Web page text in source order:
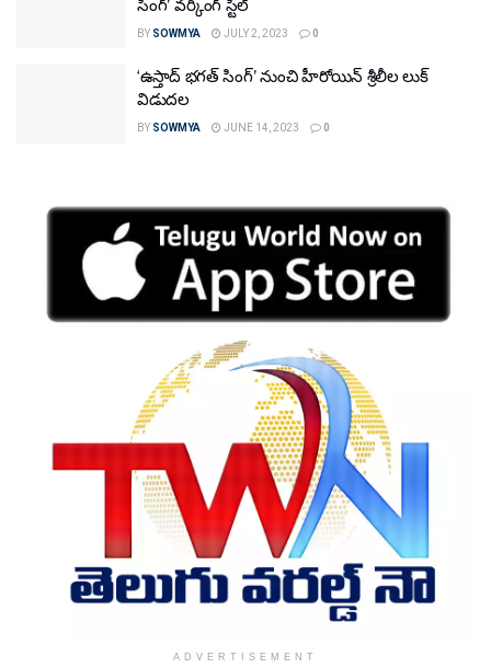
సింగ్’ వర్కింగ్ స్టిల్
BY SOWMYA JULY 2, 2023 0
‘ఉస్తాద్ భగత్ సింగ్’ నుంచి హీరోయిన్ శ్రీలీల లుక్
విడుదల
BY SOWMYA JUNE 14, 2023 0
ADVERTISEMENT